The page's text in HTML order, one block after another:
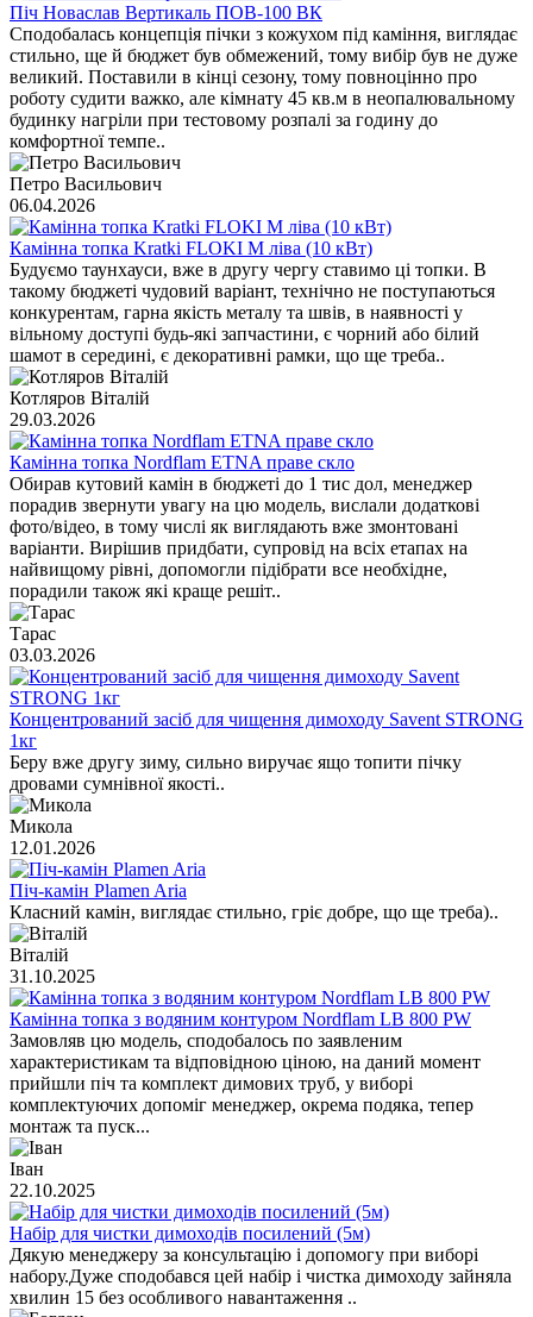
Піч Новаслав Вертикаль ПОВ-100 ВК
Сподобалась концепція пічки з кожухом під каміння, виглядає
стильно, ще й бюджет був обмежений, тому вибір був не дуже
великий. Поставили в кінці сезону, тому повноцінно про
роботу судити важко, але кімнату 45 кв.м в неопалювальному
будинку нагріли при тестовому розпалі за годину до
комфортної темпе..
Петро Васильович
06.04.2026
Камінна топка Kratki FLOKI M ліва (10 кВт)
Будуємо таунхауси, вже в другу чергу ставимо ці топки. В
такому бюджеті чудовий варіант, технічно не поступаються
конкурентам, гарна якість металу та швів, в наявності у
вільному доступі будь-які запчастини, є чорний або білий
шамот в середині, є декоративні рамки, що ще треба..
Котляров Віталій
29.03.2026
Камінна топка Nordflam ETNA праве скло
Обирав кутовий камін в бюджеті до 1 тис дол, менеджер
порадив звернути увагу на цю модель, вислали додаткові
фото/відео, в тому числі як виглядають вже змонтовані
варіанти. Вирішив придбати, супровід на всіх етапах на
найвищому рівні, допомогли підібрати все необхідне,
порадили також які краще решіт..
Тарас
03.03.2026
Концентрований засіб для чищення димоходу Savent STRONG
1кг
Беру вже другу зиму, сильно виручає ящо топити пічку
дровами сумнівної якості..
Микола
12.01.2026
Піч-камін Plamen Aria
Класний камін, виглядає стильно, гріє добре, що ще треба)..
Віталій
31.10.2025
Камінна топка з водяним контуром Nordflam LB 800 PW
Замовляв цю модель, сподобалось по заявленим
характеристикам та відповідною ціною, на даний момент
прийшли піч та комплект димових труб, у виборі
комплектуючих допоміг менеджер, окрема подяка, тепер
монтаж та пуск...
Іван
22.10.2025
Набір для чистки димоходів посилений (5м)
Дякую менеджеру за консультацію і допомогу при виборі
набору.Дуже сподобався цей набір і чистка димоходу зайняла
хвилин 15 без особливого навантаження ..